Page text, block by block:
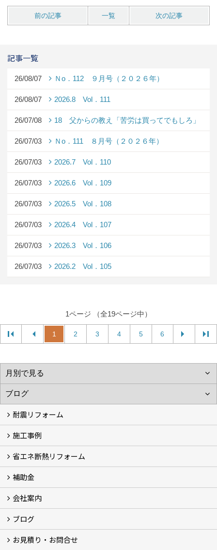
前の記事 一覧 次の記事
記事一覧
26/08/07 Ｎo．112 ９月号（２０２６年）
26/08/07 2026.8 Vol．111
26/07/08 18 父からの教え「苦労は買ってでもしろ」
26/07/03 Ｎo．111 ８月号（２０２６年）
26/07/03 2026.7 Vol．110
26/07/03 2026.6 Vol．109
26/07/03 2026.5 Vol．108
26/07/03 2026.4 Vol．107
26/07/03 2026.3 Vol．106
26/07/03 2026.2 Vol．105
1ページ （全19ページ中）
1 2 3 4 5 6
耐震リフォーム
空設計の耐震診断
耐震診断と耐震補強 動画
耐震診断レポート
減災セミナー・耐震基準と熊本地震 動画
耐震診断と耐震補強 解説
耐震診断Q&A
施工事例
施工事例
浴室の劣化改修と耐震補強 動画
浴室の劣化改修と耐震補強①
浴室の劣化改修と耐震補強②
省エネ断熱リフォーム
省エネ診断
省エネリフォーム
補助金
住宅性能表示制度
住宅断熱改修促進事業補助金2026
給湯省エネ2026
先進的窓リノベ2026
長期優良住宅化リフォーム推進事業
市川市耐震補助金
船橋市耐震補助金
浦安市耐震補助金
松戸市耐震補助金
四街道市耐震補助金
佐倉市耐震補助金
成田市耐震補助金
会社案内
経営理念／ご挨拶
会社概要
メディア掲載
リフォーム産業新聞掲載
表彰
スタッフ紹介
アクセス
不動産探し
プライバシーポリシー
ブログ
いちかわ新聞連載コラム
人生の歩き方
空設計通信
まもりとそなえ
豆知識
お見積り・お問合せ